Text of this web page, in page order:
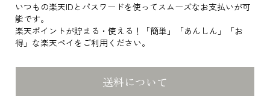
いつもの楽天IDとパスワードを使ってスムーズなお支払いが可
能です。
楽天ポイントが貯まる・使える！「簡単」「あんしん」「お
得」な楽天ペイをご利用ください。
送料について